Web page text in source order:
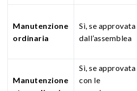
Manutenzione
ordinaria
Sì, se approvata
dall’assemblea
Manutenzione
Sì, se approvata
con le